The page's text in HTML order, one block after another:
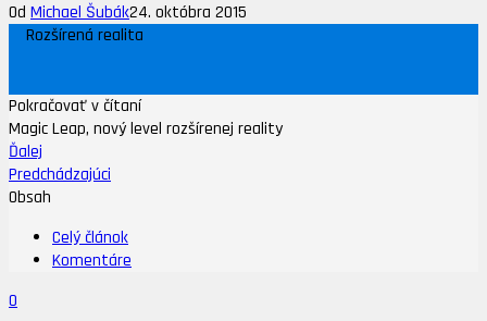
Od Michael Šubák24. októbra 2015
Rozšírená realita
Pokračovať v čítaní
Magic Leap, nový level rozšírenej reality
Ďalej
Predchádzajúci
Obsah
Celý článok
Komentáre
0